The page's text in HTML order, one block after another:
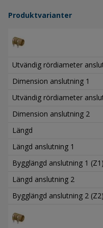
Produktvarianter
Utvändig rördiameter
Dimension anslutning 1
Utvändig rördiameter
Dimension anslutning 2
Längd
Längd anslutning 1
Bygglängd anslutning 1 (Z1)
Längd anslutning 2
Bygglängd anslutning 2 (Z2)